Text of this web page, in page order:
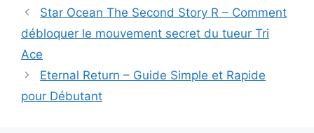
Star Ocean The Second Story R – Comment
débloquer le mouvement secret du tueur Tri
Ace
Eternal Return – Guide Simple et Rapide
pour Débutant